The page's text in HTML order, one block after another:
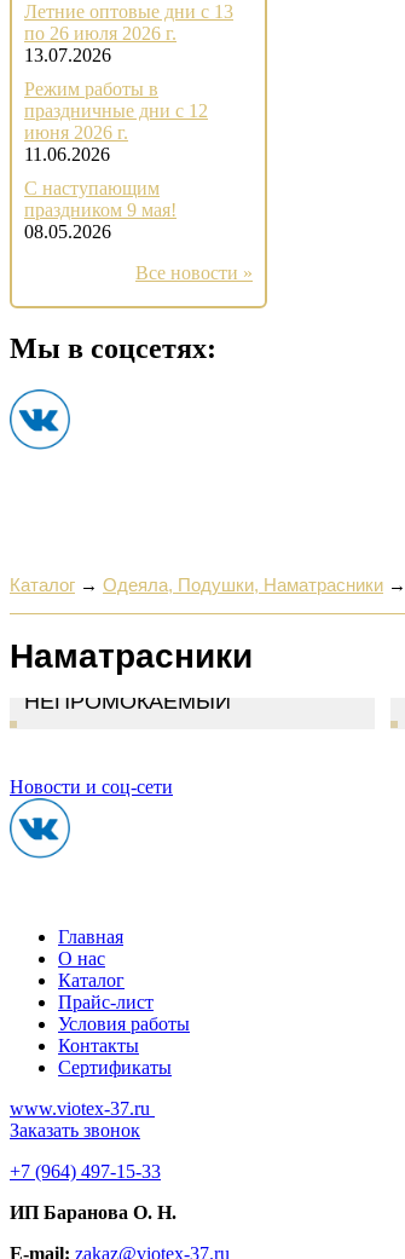
Летние оптовые дни с 13
по 26 июля 2026 г.
13.07.2026
Режим работы в
праздничные дни с 12
июня 2026 г.
11.06.2026
С наступающим
праздником 9 мая!
08.05.2026
Все новости »
Мы в соцсетях:
Каталог → Одеяла, Подушки, Наматрасники →
Наматрасники
НАМАТРАСНИК
НЕПРОМОКАЕМЫЙ
Новости и соц-сети
Главная
О нас
Каталог
Прайс-лист
Условия работы
Контакты
Сертификаты
www.viotex-37.ru
Заказать звонок
+7 (964) 497-15-33
ИП Баранова О. Н.
E-mail: zakaz@viotex-37.ru